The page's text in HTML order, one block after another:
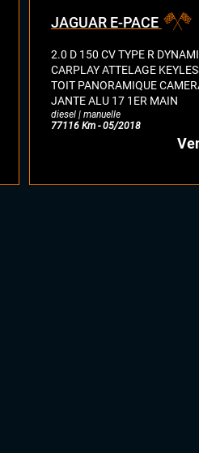
JAGUAR E-PACE
2.0 D 150 CV TYPE R
CARPLAY ATTELAGE
TOIT PANORAMIQUE
JANTE ALU 17 1ER MAIN
diesel | manuelle
77116 Km - 05/2018